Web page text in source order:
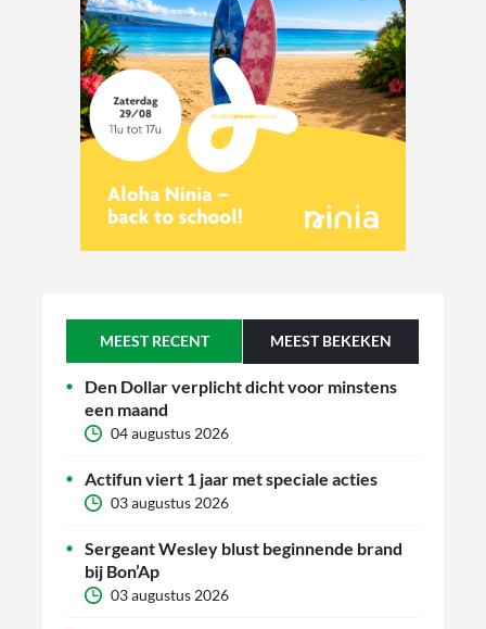
MEEST RECENT MEEST BEKEKEN
Den Dollar verplicht dicht voor minstens
een maand
04 augustus 2026
Actifun viert 1 jaar met speciale acties
03 augustus 2026
Sergeant Wesley blust beginnende brand
bij Bon’Ap
03 augustus 2026